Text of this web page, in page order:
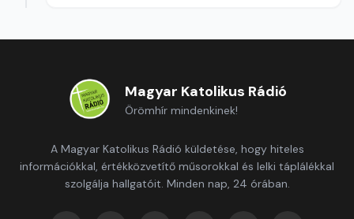
Magyar Katolikus Rádió
Örömhír mindenkinek!
A Magyar Katolikus Rádió küldetése, hogy hiteles
információkkal, értékközvetítő műsorokkal és lelki táplálékkal
szolgálja hallgatóit. Minden nap, 24 órában.